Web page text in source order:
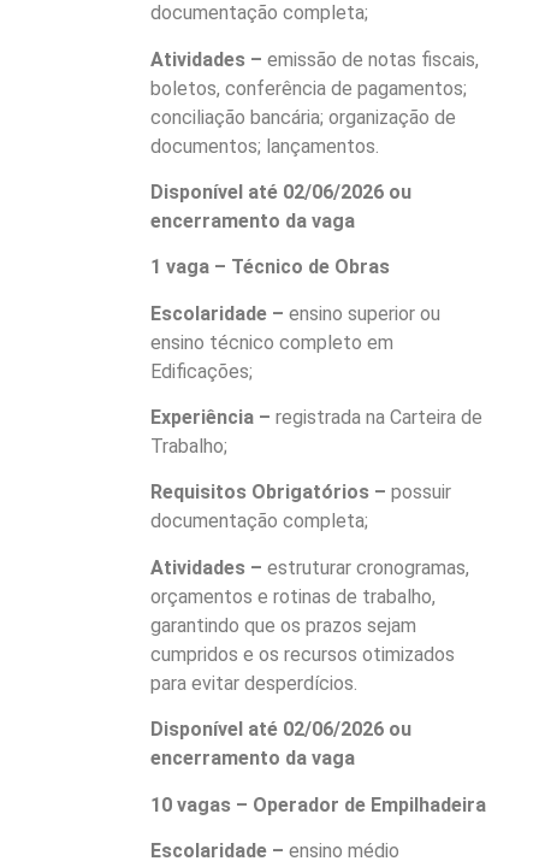
documentação completa;
Atividades – emissão de notas fiscais,
boletos, conferência de pagamentos;
conciliação bancária; organização de
documentos; lançamentos.
Disponível até 02/06/2026 ou
encerramento da vaga
1 vaga – Técnico de Obras
Escolaridade – ensino superior ou
ensino técnico completo em
Edificações;
Experiência – registrada na Carteira de
Trabalho;
Requisitos Obrigatórios – possuir
documentação completa;
Atividades – estruturar cronogramas,
orçamentos e rotinas de trabalho,
garantindo que os prazos sejam
cumpridos e os recursos otimizados
para evitar desperdícios.
Disponível até 02/06/2026 ou
encerramento da vaga
10 vagas – Operador de Empilhadeira
Escolaridade – ensino médio